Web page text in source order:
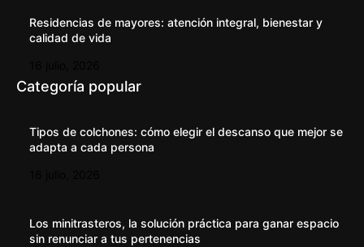
Residencias de mayores: atención integral, bienestar y
calidad de vida
Categoría popular
Tipos de colchones: cómo elegir el descanso que mejor se
adapta a cada persona
Los minitrasteros, la solución práctica para ganar espacio
sin renunciar a tus pertenencias